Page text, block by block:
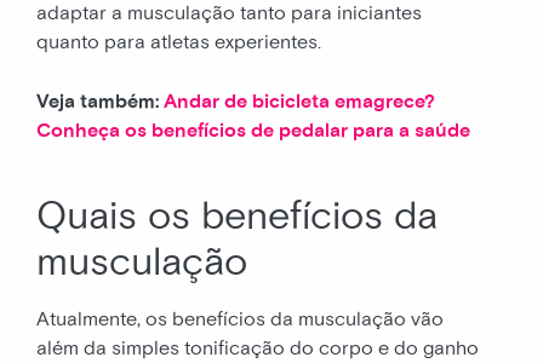
adaptar a musculação tanto para iniciantes
quanto para atletas experientes.
Veja também: Andar de bicicleta emagrece?
Conheça os benefícios de pedalar para a saúde
Quais os benefícios da
musculação
Atualmente, os benefícios da musculação vão
além da simples tonificação do corpo e do ganho